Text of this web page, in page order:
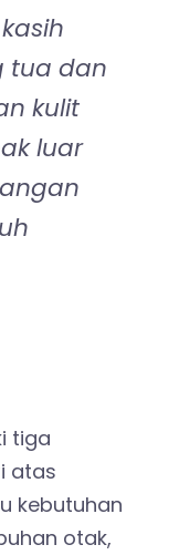
tua dan
kulit
luar
tiga
atas
kebutuhan
otak,